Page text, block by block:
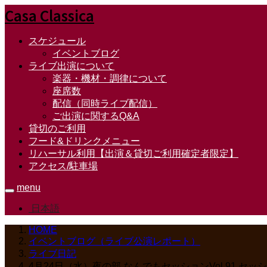
Casa Classica
スケジュール
イベントブログ
ライブ出演について
楽器・機材・調律について
座席数
配信（同時ライブ配信）
ご出演に関するQ&A
貸切のご利用
フード&ドリンクメニュー
リハーサル利用【出演＆貸切ご利用確定者限定】
アクセス/駐車場
menu
日本語
HOME
イベントブログ（ライブ公演レポート）
ライブ日記